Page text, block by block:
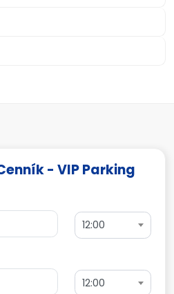
- VIP Parking
12:00
12:00